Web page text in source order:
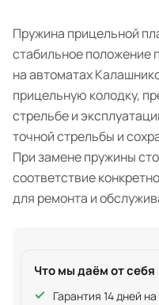
Пружина прицельной
стабильное положение
на автоматах
прицельную колодку,
стрельбе и
точной стрельбы и
При замене пружины
соответствие
для ремонта и
Что мы даём от себя
Гарантия 14 дней